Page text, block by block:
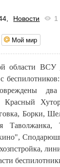
Новости 1
Мой мир
области ВСУ
Красный
Борки,
Таволжанка,